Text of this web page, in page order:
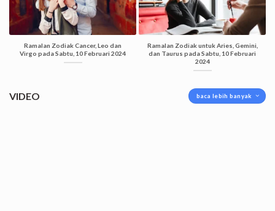
Ramalan Zodiak Cancer, Leo dan
Virgo pada Sabtu, 10 Februari 2024
Ramalan Zodiak untuk Aries, Gemini,
dan Taurus pada Sabtu, 10 Februari
2024
VIDEO baca lebih banyak